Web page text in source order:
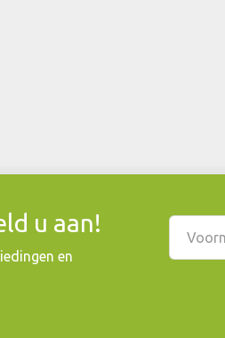
u aan!
en